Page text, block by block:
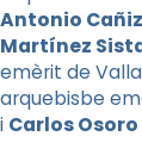
Antonio
Martínez
emèrit de
arquebisbe
i CarlosOsoro